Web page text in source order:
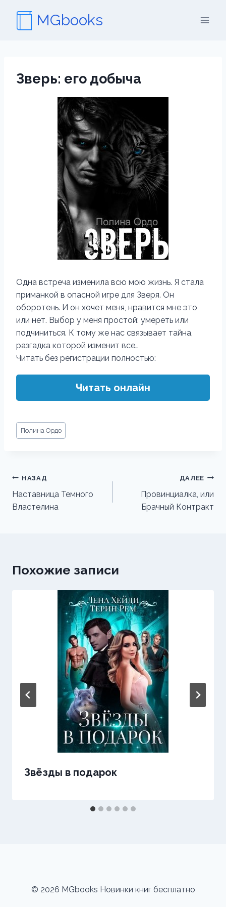
содержимому
MGbooks
Зверь: его добыча
Одна встреча изменила всю мою жизнь. Я стала
приманкой в опасной игре для Зверя. Он
оборотень. И он хочет меня, нравится мне это
или нет. Выбор у меня простой: умереть или
подчиниться. К тому же нас связывает тайна,
разгадка которой изменит все…
Читать без регистрации полностью:
Читать онлайн
Метки
записи:
Полина Ордо
Навигация
по
записям
НАЗАД
Наставница Темного
Властелина
ДАЛЕЕ
Провинциалка, или
Брачный Контракт
Похожие записи
Звёзды в подарок
© 2026 MGbooks Новинки книг бесплатно